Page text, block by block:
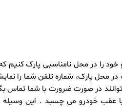
را در محل نامناسبی پارک کنیم
در محل پارک، شماره تلفن شما را
در صورت ضرورت با شما تماس
یا عقب خودرو می چسبد . این وسیله